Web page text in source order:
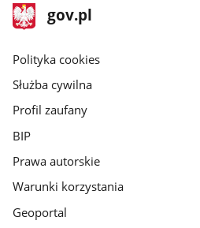
stopka
gov.pl
Strona
gov.pl
gov.pl
Polityka cookies
Służba cywilna
Profil zaufany
BIP
Prawa autorskie
Warunki korzystania
Geoportal